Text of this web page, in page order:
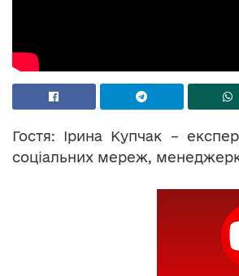
Гостя: Ірина Купчак –
соціальних мереж,